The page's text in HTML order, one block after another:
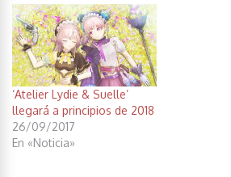
‘Atelier Lydie & Suelle’
llegará a principios de 2018
26/09/2017
En «Noticia»